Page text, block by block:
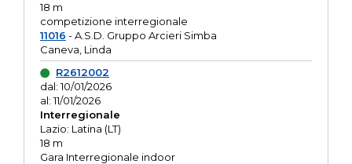
18 m
competizione interregionale
11016 - A.S.D. Gruppo Arcieri Simba
Caneva, Linda
R2612002
dal: 10/01/2026
al: 11/01/2026
Interregionale
Lazio: Latina (LT)
18 m
Gara Interregionale indoor